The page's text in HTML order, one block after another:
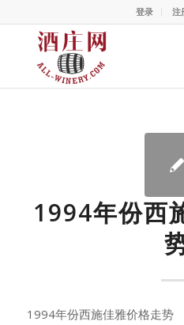
登录 注
1994年份西
1994年份西施佳雅价格走势